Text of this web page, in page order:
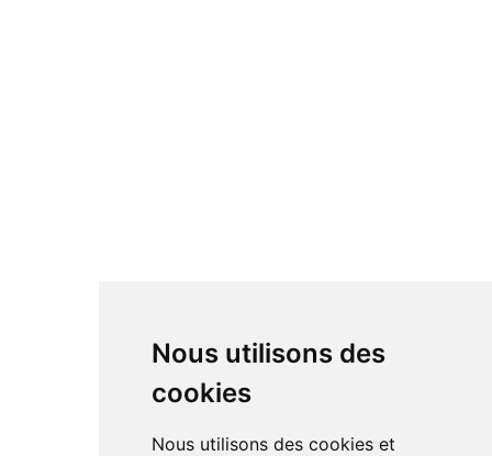
Nous utilisons des
cookies
Nous utilisons des cookies et